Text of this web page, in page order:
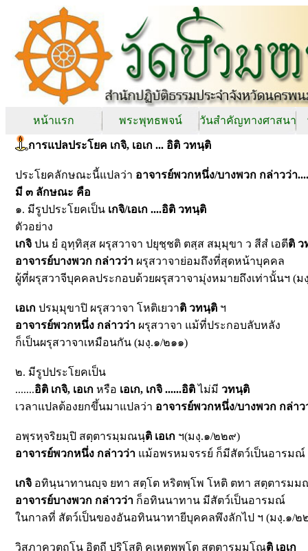
หน้าแรก พระพุทธพจน์ วันสำคัญทางศาสนา
การแปลประโยค เกจิ, เอเก ... อิติ วทนฺติ
ประโยคลักษณะนี้แปลว่า อาจารย์พวกหนึ่ง/บางพวก กล่าวว่า
มี ๓ ลักษณะ คือ
๑. มีรูปประโยคเป็น เกจิ/เอเก ....อิติ วทนฺติ
ตัวอย่าง
เกจิ ปน ยํ อุทฺทิสฺส ผรุสวาจา ปยุชฺชติ ตสฺส สมฺมุขา ว สีสํ เอตีติ ว
อาจารย์บางพวก กล่าวว่า ผรุสวาจาย่อมถึงที่สุดหน้าบุคคล
ผู้ที่ผรุสวาจีบุคคลประกอบด้วยผรุสวาจามุ่งหมายถึงเท่านั้นฯ (ม
เอเก ปรมฺมุขาปิ ผรุสวาจา โหติเยวาติ วทนฺติ ฯ
อาจารย์พวกหนึ่ง กล่าวว่า ผรุสวาจา แม้ที่ประกอบลับหลัง
ก็เป็นผรุสวาจาเหมือนกัน (มงฺ.๑/๒๑๑)
๒. มีรูปประโยคเป็น
.......อิติ เกจิ, เอเก หรือ เอเก, เกจิ ......อิติไม่มี วทนฺติ
เวลาแปลต้องยกขึ้นมาแปลว่า อาจารย์พวกหนึ่ง/บางพวก กล่าว
อพฺรหฺจริยมฺปิ สตฺตารมฺมณนฺติ เอเก ฯ(มงฺ.๑/๒๒๙)
อาจารย์พวกหนึ่ง กล่าวว่า แม้อพรหมจรรย์ ก็มีสัตว์เป็นอารมณ์
เกจิ อทินฺนาทานญฺจ ยทา สตฺโต หริตพฺโพ โหติ ตทา สตฺตารมม
อาจารย์บางพวก กล่าวว่า ก็อทินนาทาน มีสัตว์เป็นอารมณ์
ในกาลที่ สัตว์เป็นของอันอทินนาทายีบุคคลพึงลักไป ฯ (มงฺ.๑/๒
วิสภาควตฺถุโน อิตฺถี ปุริโสติ คเหตพฺพโต สตฺตารมฺมโณติ เอเก